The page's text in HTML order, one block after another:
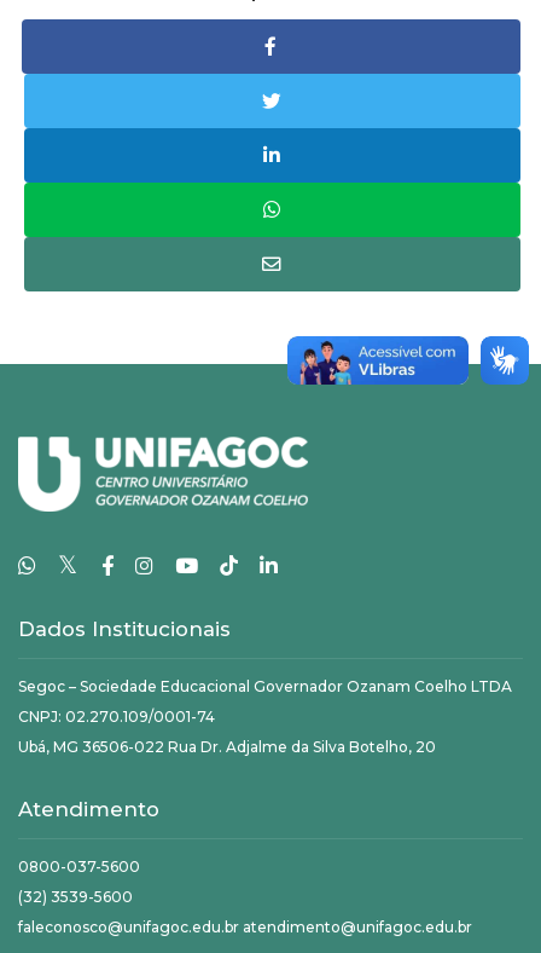
𝕏
Dados Institucionais
Segoc – Sociedade Educacional Governador Ozanam Coelho LTDA
CNPJ: 02.270.109/0001-74
Ubá, MG 36506-022 Rua Dr. Adjalme da Silva Botelho, 20
Atendimento
0800-037-5600
(32) 3539-5600
faleconosco@unifagoc.edu.br atendimento@unifagoc.edu.br